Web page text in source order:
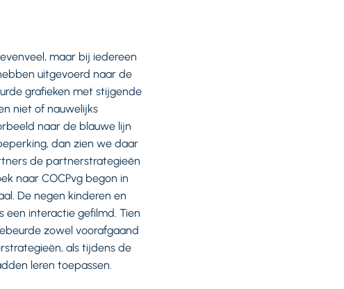
maar bij iedereen
uitgevoerd naar de
grafieken met stijgende
niet of nauwelijks
naar de blauwe lijn
dan zien we daar
de partnerstrategieën
naar COCPvg begon in
De negen kinderen en
interactie gefilmd. Tien
zowel voorafgaand
als tijdens de
leren toepassen.